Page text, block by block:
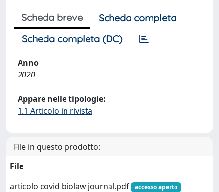
Scheda breve
Scheda completa
Scheda completa (DC)
Anno
2020
Appare nelle tipologie:
1.1 Articolo in rivista
File in questo prodotto:
File
articolo covid biolaw journal.pdf
accesso aperto